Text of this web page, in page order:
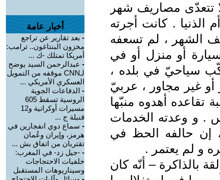
تتعدّى مصاريف شهر
الذنيا . كانت أجرته
الشهر ، لم تسعفه
أو منزل أو في
سياحيّ في بلده ،
أو غير مجاور ، عربيّ
أهدوه منبّها
. و وعدته الخدمات
، إن حالفه الحظ في
و لم يعتمر .
بالذاكرة – أنّه كان
أخبار عامة
- بعد تقارير عن تراجع
مخزون البنتاغون.. ترامب:
أمريكا تمتلك -ك ...
- عبدالرحمن السيد يوضح
لـCNN موقفه من التمويل
العسكري الأمريكي ...
- الدفاعات الجوية
الروسية تسقط 605
مسيرات أوكرانية و12
قنبلة ج ...
- سماع دوي انفجارين في
هرمز، وإيران وعُمان
تقتربان من اتفاق بش ...
- -جيل زد- في المغرب:
خلفيات الاحتجاجات
وسيناريوهات المستقبل